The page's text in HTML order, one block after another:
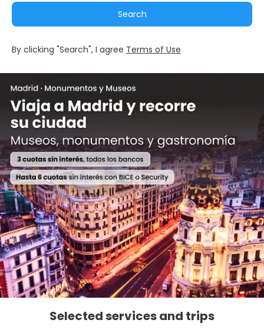
Search
By clicking "Search", I agree Terms of Use
Selected services and trips